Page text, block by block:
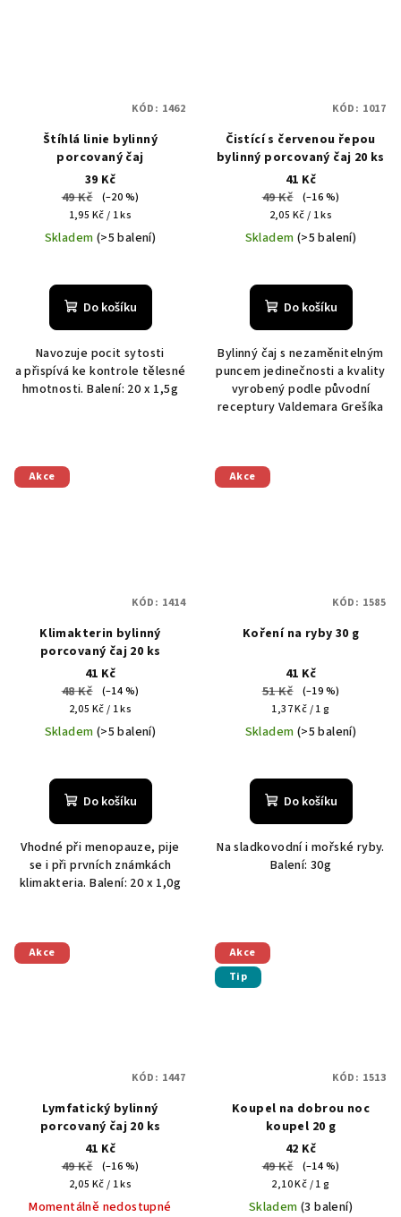
Štíhlá linie bylinný
porcovaný čaj
39 Kč
49 Kč
(–20 %)
Měrná
cena:
1,95 Kč / 1 ks
Skladem (>5 balení)
Do košíku
Navozuje pocit sytosti
a přispívá ke kontrole tělesné
hmotnosti. Balení: 20 x 1,5g
KÓD: 1462
Čistící s červenou řepou
bylinný porcovaný čaj 20 ks
41 Kč
49 Kč
(–16 %)
Měrná
cena:
2,05 Kč / 1 ks
Skladem (>5 balení)
Do košíku
Bylinný čaj s nezaměnitelným
puncem jedinečnosti a kvality
vyrobený podle původní
receptury Valdemara Grešíka
KÓD: 1017
Akce
Klimakterin bylinný
porcovaný čaj 20 ks
41 Kč
48 Kč
(–14 %)
Měrná
cena:
2,05 Kč / 1 ks
Skladem (>5 balení)
Do košíku
Vhodné při menopauze, pije
se i při prvních známkách
klimakteria. Balení: 20 x 1,0g
KÓD: 1414
Akce
Koření na ryby 30 g
41 Kč
51 Kč
(–19 %)
Měrná
cena:
1,37 Kč / 1 g
Skladem (>5 balení)
Do košíku
Na sladkovodní i mořské ryby.
Balení: 30g
KÓD: 1585
Akce
Lymfatický bylinný
porcovaný čaj 20 ks
41 Kč
49 Kč
(–16 %)
Měrná
cena:
2,05 Kč / 1 ks
Momentálně nedostupné
KÓD: 1447
Akce
Tip
Koupel na dobrou noc
koupel 20 g
42 Kč
49 Kč
(–14 %)
Měrná
cena:
2,10 Kč / 1 g
Skladem(3 balení)
KÓD: 1513